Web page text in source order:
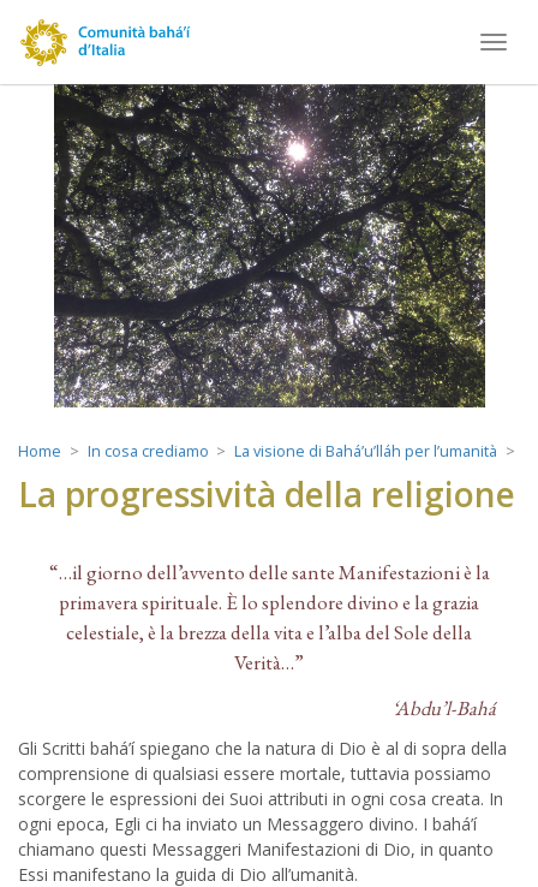
Home In cosa crediamo La visione di Bahá’u’lláh per l’umanità
La progressività della religione
“…il giorno dell’avvento delle sante Manifestazioni è la
primavera spirituale. È lo splendore divino e la grazia
celestiale, è la brezza della vita e l’alba del Sole della
Verità…”
‘Abdu’l-Bahá
Gli Scritti bahá’í spiegano che la natura di Dio è al di sopra della
comprensione di qualsiasi essere mortale, tuttavia possiamo
scorgere le espressioni dei Suoi attributi in ogni cosa creata. In
ogni epoca, Egli ci ha inviato un Messaggero divino. I bahá’í
chiamano questi Messaggeri Manifestazioni di Dio, in quanto
Essi manifestano la guida di Dio all’umanità.